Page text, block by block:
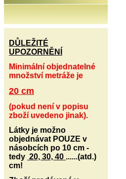
DŮLEŽITÉ
UPOZORNĚNÍ
Minimální objednatelné
množství metráže je
20 cm
(pokud není v popisu
zboží uvedeno jinak).
Látky je možno
objednávat POUZE v
násobcích po 10 cm -
tedy 20, 30, 40 ......(atd.)
cm!